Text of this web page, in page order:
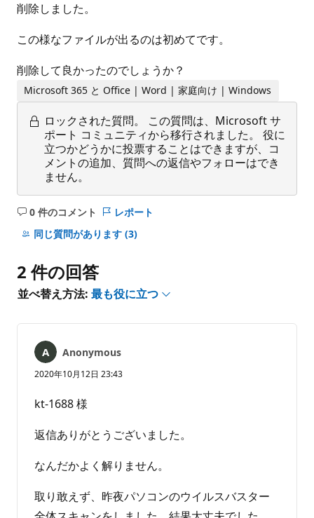
削除しました。
この様なファイルが出るのは初めてです。
削除して良かったのでしょうか？
Microsoft 365 と Office | Word | 家庭向け | Windows
ロックされた質問。
この質問は、Microsoft サ
ポート コミュニティから移行されました。 役に
立つかどうかに投票することはできますが、コ
メントの追加、質問への返信やフォローはでき
ません。
0 件のコメント
コ
メ
は
あ
ま
ん
レポート
同じ質問があります (3)
2 件の回答
並べ替え方法: 最も役に立つ
Anonymous
2020年10月12日 23:43
kt-1688 様
返信ありがとうございました。
なんだかよく解りません。
取り敢えず、昨夜パソコンのウイルスバスター